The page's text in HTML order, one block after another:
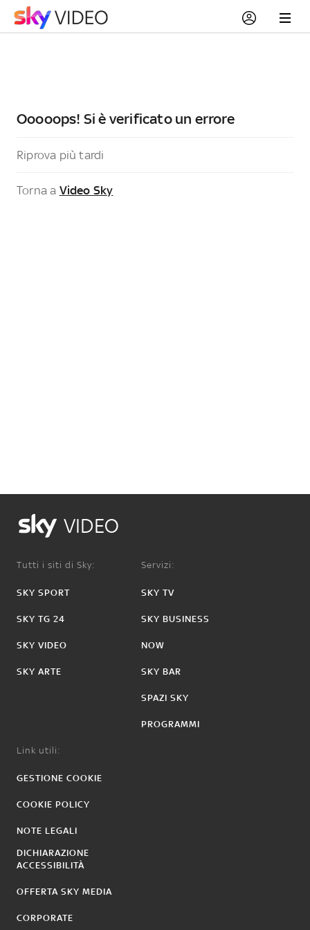
Ooooops! Si è verificato un errore
Riprova più tardi
Torna a Video Sky
VIDEO
Tutti i siti di Sky:
SKY SPORT
SKY TG 24
SKY VIDEO
SKY ARTE
Servizi:
SKY TV
SKY BUSINESS
NOW
SKY BAR
SPAZI SKY
PROGRAMMI
Link utili:
GESTIONE COOKIE
COOKIE POLICY
NOTE LEGALI
DICHIARAZIONE
ACCESSIBILITÀ
OFFERTA SKY MEDIA
CORPORATE